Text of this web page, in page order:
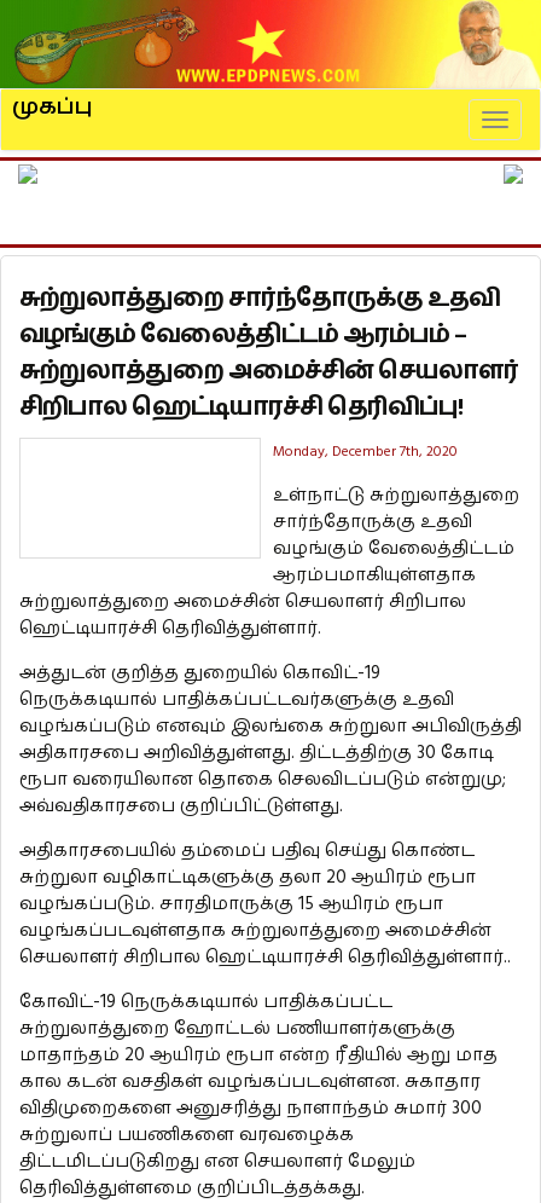
முகப்பு
சுற்றுலாத்துறை சார்ந்தோருக்கு உதவி
வழங்கும் வேலைத்திட்டம் ஆரம்பம் –
சுற்றுலாத்துறை அமைச்சின் செயலாளர்
சிறிபால ஹெட்டியாரச்சி தெரிவிப்பு!
Monday, December 7th, 2020
உள்நாட்டு சுற்றுலாத்துறை
சார்ந்தோருக்கு உதவி
வழங்கும் வேலைத்திட்டம்
ஆரம்பமாகியுள்ளதாக
சுற்றுலாத்துறை அமைச்சின் செயலாளர் சிறிபால
ஹெட்டியாரச்சி தெரிவித்துள்ளார்.
அத்துடன் குறித்த துறையில் கொவிட்-19
நெருக்கடியால் பாதிக்கப்பட்டவர்களுக்கு உதவி
வழங்கப்படும் எனவும் இலங்கை சுற்றுலா அபிவிருத்தி
அதிகாரசபை அறிவித்துள்ளது. திட்டத்திற்கு 30 கோடி
ரூபா வரையிலான தொகை செலவிடப்படும் என்றுமு;
அவ்வதிகாரசபை குறிப்பிட்டுள்ளது.
அதிகாரசபையில் தம்மைப் பதிவு செய்து கொண்ட
சுற்றுலா வழிகாட்டிகளுக்கு தலா 20 ஆயிரம் ரூபா
வழங்கப்படும். சாரதிமாருக்கு 15 ஆயிரம் ரூபா
வழங்கப்படவுள்ளதாக சுற்றுலாத்துறை அமைச்சின்
செயலாளர் சிறிபால ஹெட்டியாரச்சி தெரிவித்துள்ளார்..
கோவிட்-19 நெருக்கடியால் பாதிக்கப்பட்ட
சுற்றுலாத்துறை ஹோட்டல் பணியாளர்களுக்கு
மாதாந்தம் 20 ஆயிரம் ரூபா என்ற ரீதியில் ஆறு மாத
கால கடன் வசதிகள் வழங்கப்படவுள்ளன. சுகாதார
விதிமுறைகளை அனுசரித்து நாளாந்தம் சுமார் 300
சுற்றுலாப் பயணிகளை வரவழைக்க
திட்டமிடப்படுகிறது என செயலாளர் மேலும்
தெரிவித்துள்ளமை குறிப்பிடத்தக்கது.